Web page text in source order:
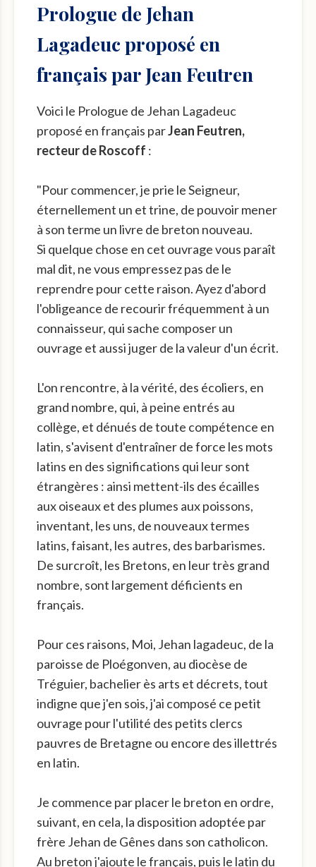
Prologue de Jehan
Lagadeuc proposé en
français par Jean Feutren
Voici le Prologue de Jehan Lagadeuc
proposé en français parJean Feutren,
recteur de Roscoff :
"Pour commencer, je prie le Seigneur,
éternellement un et trine, de pouvoir mener
à son terme un livre de breton nouveau.
Si quelque chose en cet ouvrage vous paraît
mal dit, ne vous empressez pas de le
reprendre pour cette raison. Ayez d'abord
l'obligeance de recourir fréquemment à un
connaisseur, qui sache composer un
ouvrage et aussi juger de la valeur d'un écrit.
L'on rencontre, à la vérité, des écoliers, en
grand nombre, qui, à peine entrés au
collège, et dénués de toute compétence en
latin, s'avisent d'entraîner de force les mots
latins en des significations qui leur sont
étrangères : ainsi mettent-ils des écailles
aux oiseaux et des plumes aux poissons,
inventant, les uns, de nouveaux termes
latins, faisant, les autres, des barbarismes.
De surcroît, les Bretons, en leur très grand
nombre, sont largement déficients en
français.
Pour ces raisons, Moi, Jehan lagadeuc, de la
paroisse de Ploégonven, au diocèse de
Tréguier, bachelier ès arts et décrets, tout
indigne que j'en sois, j'ai composé ce petit
ouvrage pour l'utilité des petits clercs
pauvres de Bretagne ou encore des illettrés
en latin.
Je commence par placer le breton en ordre,
suivant, en cela, la disposition adoptée par
frère Jehan de Gênes dans son catholicon.
Au breton j'ajoute le français, puis le latin du